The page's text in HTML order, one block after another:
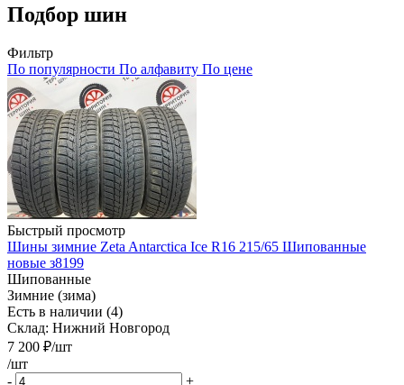
Подбор шин
Фильтр
По популярности По алфавиту По цене
Быстрый просмотр
Шины зимние Zeta Antarctica Ice R16 215/65 Шипованные
новые з8199
Шипованные
Зимние (зима)
Есть в наличии (4)
Склад: Нижний Новгород
7 200 ₽/шт
/шт
-
+